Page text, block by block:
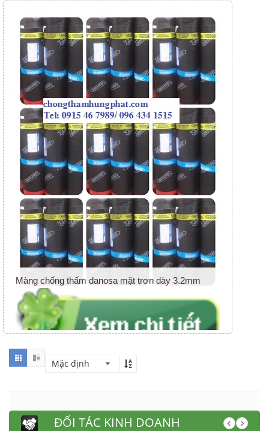
Màng chống thấm danosa mặt trơn dày 3.2mm
ĐỐI TÁC KINH DOANH